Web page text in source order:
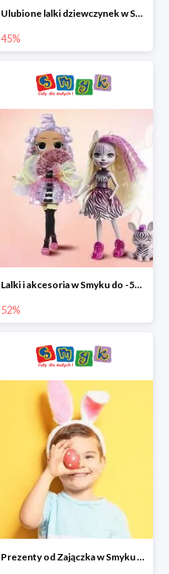
Ulubione lalki dziewczynek w Smyku do -45%
45%
Lalki i akcesoria w Smyku do -52%
52%
Prezenty od Zajączka w Smyku do -50%